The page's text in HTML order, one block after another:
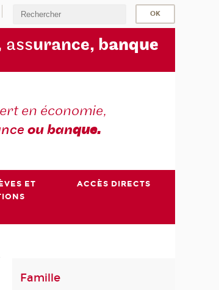
assurance, banque
en économie,
ou banque.
ET
ACCÈS DIRECTS
Famille